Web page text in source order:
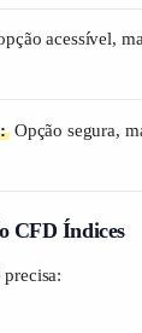
acessível,
Opção segura,
CFD Índices